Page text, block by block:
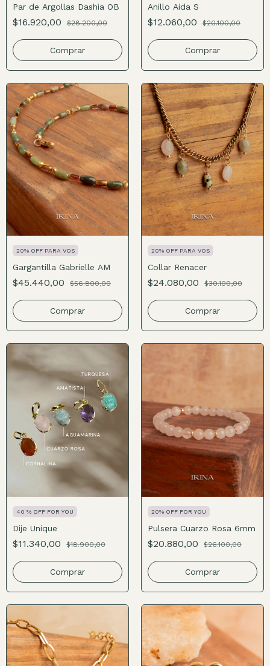
Par de Argollas Dashia OB
$16.920,00 $28.200,00
Comprar
Anillo Aida S
$12.060,00 $20.100,00
Comprar
20% OFF PARA VOS
Gargantilla Gabrielle AM
$45.440,00 $56.800,00
Comprar
20% OFF PARA VOS
Collar Renacer
$24.080,00 $30.100,00
40 % OFF FOR YOU
Dije Unique
$11.340,00 $18.900,00
Comprar
20% OFF FOR YOU
Pulsera Cuarzo Rosa 6mm
$20.880,00 $26.100,00
Comprar